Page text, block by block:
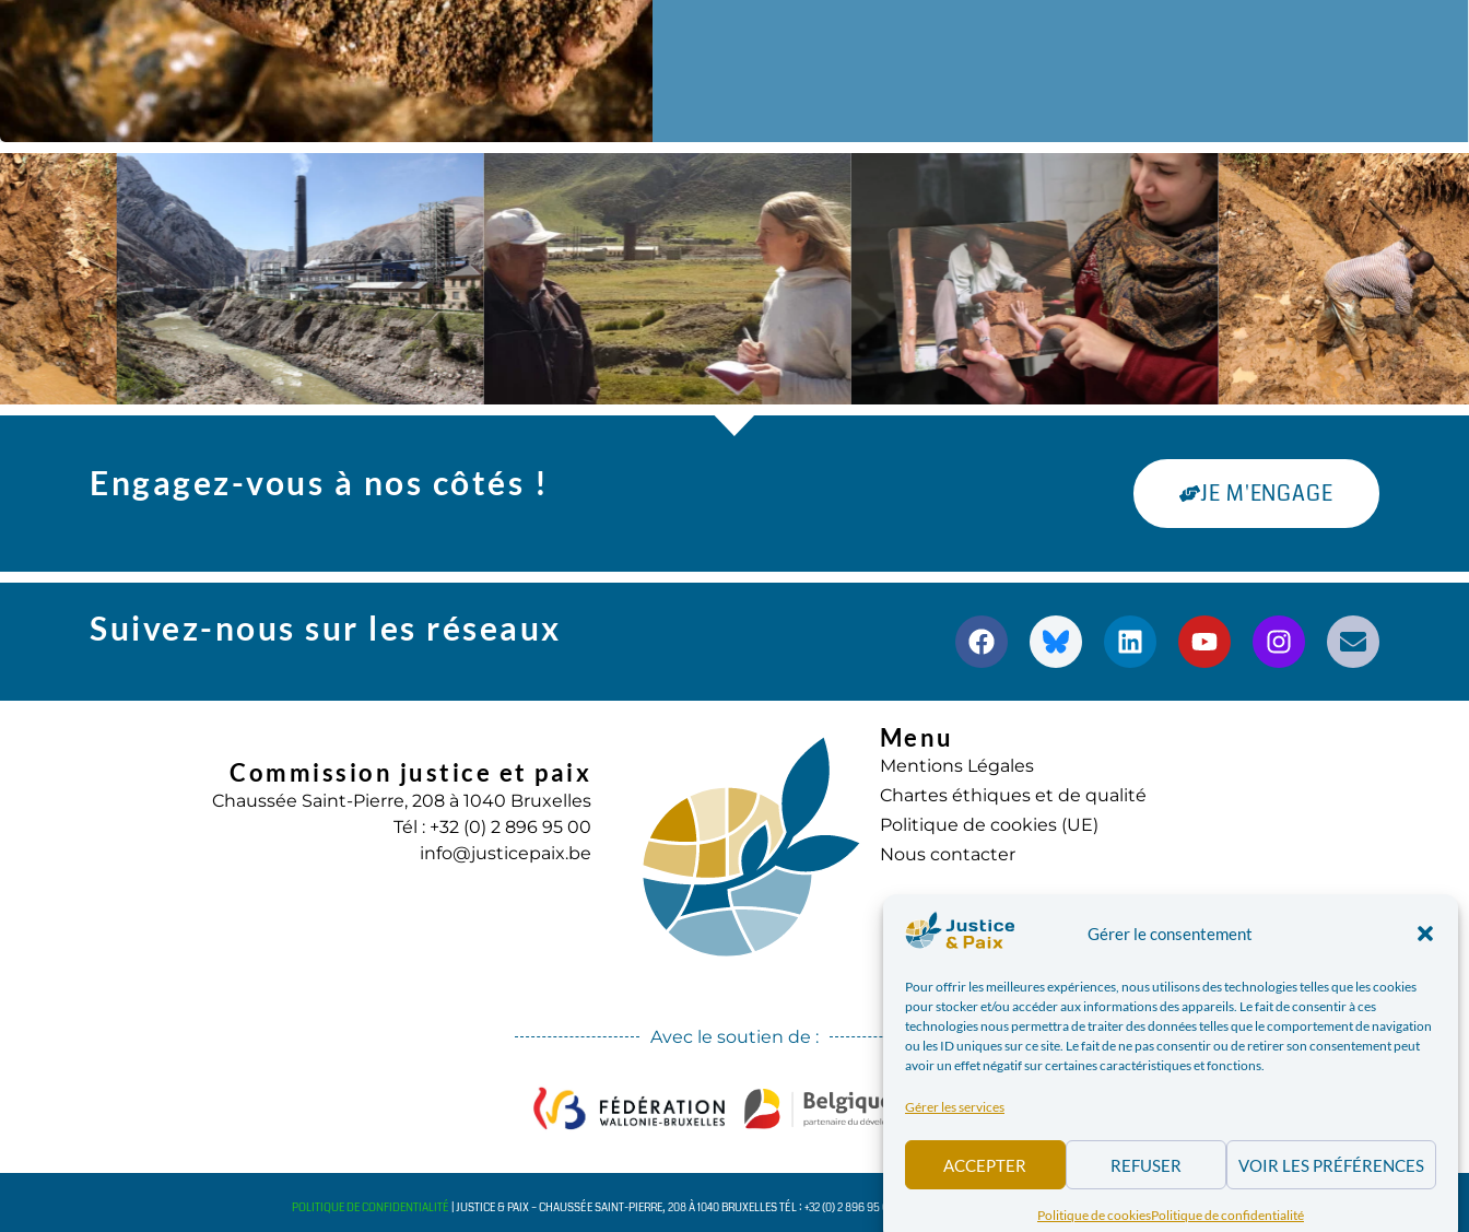
Gérer le consentement
Pour offrir les meilleures expériences, nous utilisons des technologies telles que les cookies
pour stocker et/ou accéder aux informations des appareils. Le fait de consentir à ces
technologies nous permettra de traiter des données telles que le comportement de navigation
ou les ID uniques sur ce site. Le fait de ne pas consentir ou de retirer son consentement peut
avoir un effet négatif sur certaines caractéristiques et fonctions.
Gérer les services
ACCEPTER REFUSER VOIR LES PRÉFÉRENCES
Politique de cookiesPolitique de confidentialité
Engagez-vous à nos côtés ! JE M'ENGAGE
Suivez-nous sur les réseaux
Commission justice et paix
Chaussée Saint-Pierre, 208 à 1040 Bruxelles
Tél : +32 (0) 2 896 95 00
info@justicepaix.be
Menu
Mentions Légales
Chartes éthiques et de qualité
Politique de cookies (UE)
Nous contacter
Avec le soutien de :
POLITIQUE DE CONFIDENTIALITÉ | JUSTICE & PAIX – CHAUSSÉE SAINT-PIERRE, 208 À 1040 BRUXELLES TÉL : +32 (0) 2 896 95 00 INFO@JUSTICEPAIX.BE | WEBDESIGN PARBANLIEUES ASBL